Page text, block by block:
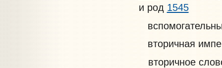
и род 1545
вторичная
вторичное